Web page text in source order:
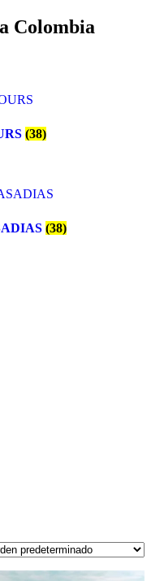
Colombia
(38)
(38)